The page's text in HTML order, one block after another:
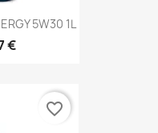
5W30 1L
€
favorite_border